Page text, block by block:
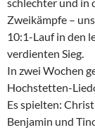
Zweikämpfe –
10:1-Lauf in den
verdienten Sieg.
In zwei Wochen
Hochstetten-
Es spielten:
Benjamin und